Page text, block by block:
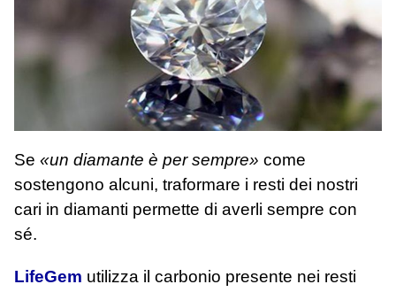
Se «un diamante è per sempre» come
sostengono alcuni, traformare i resti dei nostri
cari in diamanti permette di averli sempre con
sé.
LifeGem utilizza il carbonio presente nei resti